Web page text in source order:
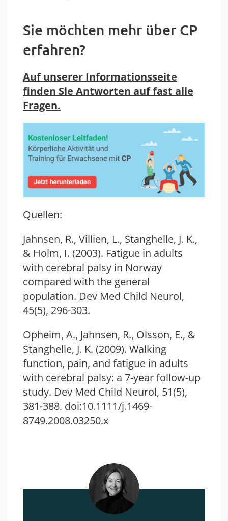
Sie möchten mehr über CP
erfahren?
Auf unserer Informationsseite
finden Sie Antworten auf fast alle
Fragen.
Quellen:
Jahnsen, R., Villien, L., Stanghelle, J. K.,
& Holm, I. (2003). Fatigue in adults
with cerebral palsy in Norway
compared with the general
population. Dev Med Child Neurol,
45(5), 296-303.
Opheim, A., Jahnsen, R., Olsson, E., &
Stanghelle, J. K. (2009). Walking
function, pain, and fatigue in adults
with cerebral palsy: a 7-year follow-up
study. Dev Med Child Neurol, 51(5),
381-388. doi:10.1111/j.1469-
8749.2008.03250.x